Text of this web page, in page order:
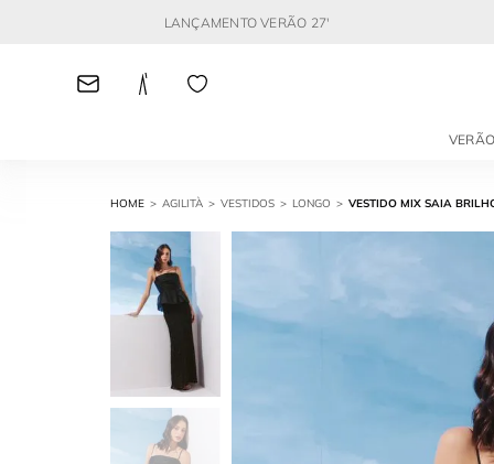
LANÇAMENTO VERÃO 27'
AGILITÀ VESTIDOS LONGO VESTIDO MIX SAIA